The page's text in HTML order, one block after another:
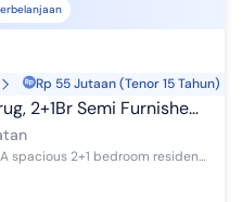
Rp 55 Jutaan (Tenor 15 Tahun)
Scbd, Termurah And Ready To Move In
FAST SALE BOTANICA APARTMENT A spacious 2+1 bedroom residence at Botanica, offering 195 sqm with an open, comfortable layout and beautiful unblock...